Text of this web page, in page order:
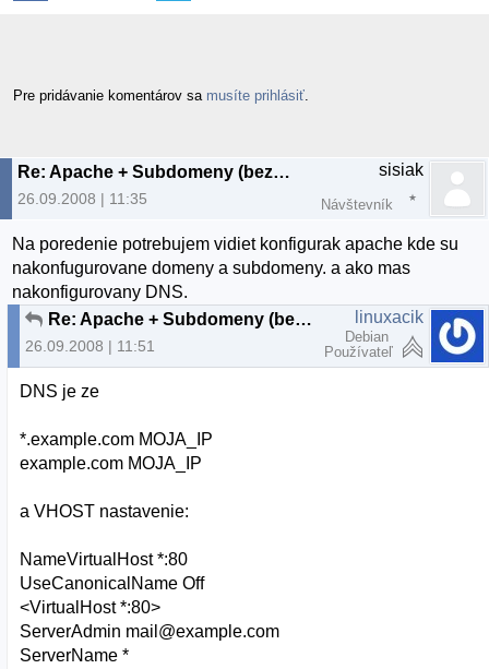
Pre pridávanie komentárov sa musíte prihlásiť
Re: Apache + Subdomeny (bez www)
26.09.2008 | 11:35
sisiak
Návštevník
Na poredenie potrebujem vidiet konfigurak apache kde su
nakonfugurovane domeny a subdomeny. a ako mas
nakonfigurovany DNS.
Re: Apache + Subdomeny (bez www)
26.09.2008 | 11:51
linuxacik
Debian
Používateľ
DNS je ze
*.example.com MOJA_IP
example.com MOJA_IP
a VHOST nastavenie:
NameVirtualHost *:80
UseCanonicalName Off
<VirtualHost *:80>
ServerAdmin mail@example.com
ServerName *